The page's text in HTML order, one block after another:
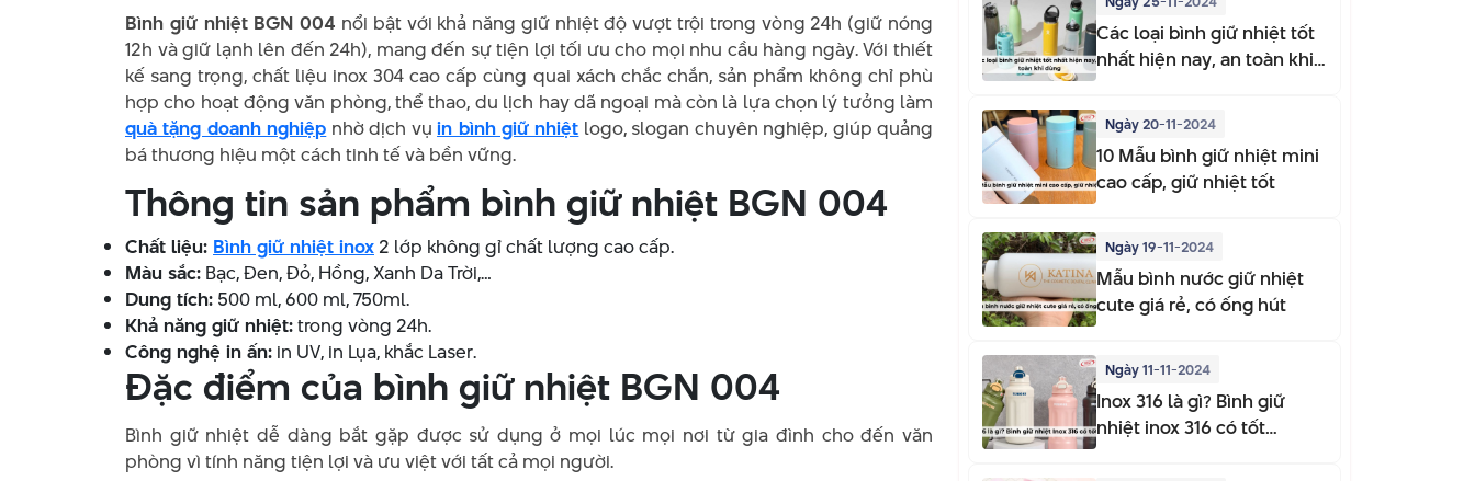
Bình giữ nhiệt BGN 004 nổi bật với khả năng giữ nhiệt độ vượt trội trong vòng 24h (giữ nóng
12h và giữ lạnh lên đến 24h), mang đến sự tiện lợi tối ưu cho mọi nhu cầu hàng ngày. Với thiết
kế sang trọng, chất liệu inox 304 cao cấp cùng quai xách chắc chắn, sản phẩm không chỉ phù
hợp cho hoạt động văn phòng, thể thao, du lịch hay dã ngoại mà còn là lựa chọn lý tưởng làm
quà tặng doanh nghiệp nhờ dịch vụin bình giữ nhiệt logo, slogan chuyên nghiệp, giúp quảng
bá thương hiệu một cách tinh tế và bền vững.
Thông tin sản phẩm bình giữ nhiệt BGN 004
Chất liệu: Bình giữ nhiệt inox 2 lớp không gỉ chất lượng cao cấp.
Màu sắc: Bạc, Đen, Đỏ, Hồng, Xanh Da Trời,…
Dung tích: 500 ml, 600 ml, 750ml.
Khả năng giữ nhiệt:trong vòng 24h.
Công nghệ in ấn: in UV, in Lụa, khắc Laser.
Đặc điểm của bình giữ nhiệt BGN 004
Bình giữ nhiệt dễ dàng bắt gặp được sử dụng ở mọi lúc mọi nơi từ gia đình cho đến văn
phòng vì tính năng tiện lợi và ưu việt với tất cả mọi người.
Các loại bình giữ nhiệt tốt
nhất hiện nay, an toàn khi
Ngày 20-11-2024
10 Mẫu bình giữ nhiệt mini
cao cấp, giữ nhiệt tốt
Ngày 19-11-2024
Mẫu bình nước giữ nhiệt
cute giá rẻ, có ống hút
Ngày 11-11-2024
Inox 316 là gì? Bình giữ
nhiệt inox 316 có tốt